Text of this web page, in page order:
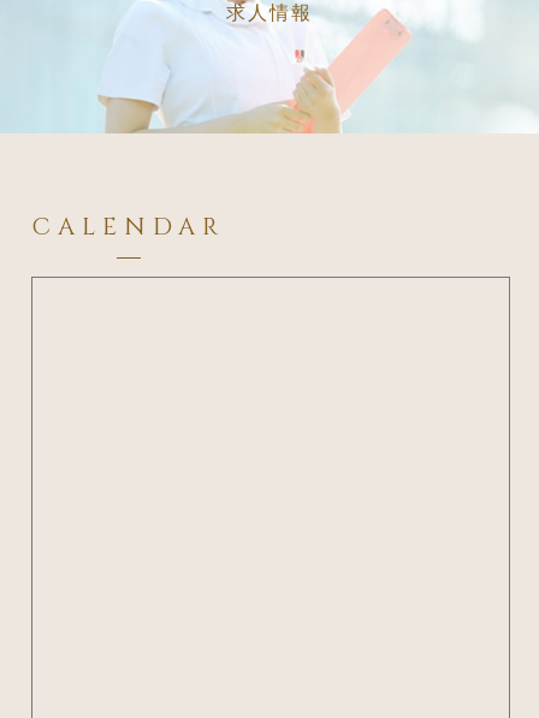
求人情報
CALENDAR